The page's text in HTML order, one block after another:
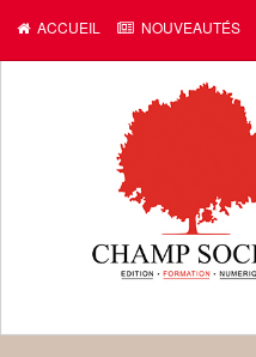
ACCUEIL NOUVEAUTÉS